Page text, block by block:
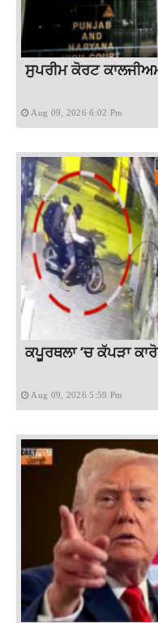
ਸੁਪਰੀਮ ਕੋਰਟ
Aug 09, 2026 6:02 Pm
ਕਪੂਰਥਲਾ ‘ਚ ਕੱਪੜਾ
Aug 09, 2026 5:59 Pm